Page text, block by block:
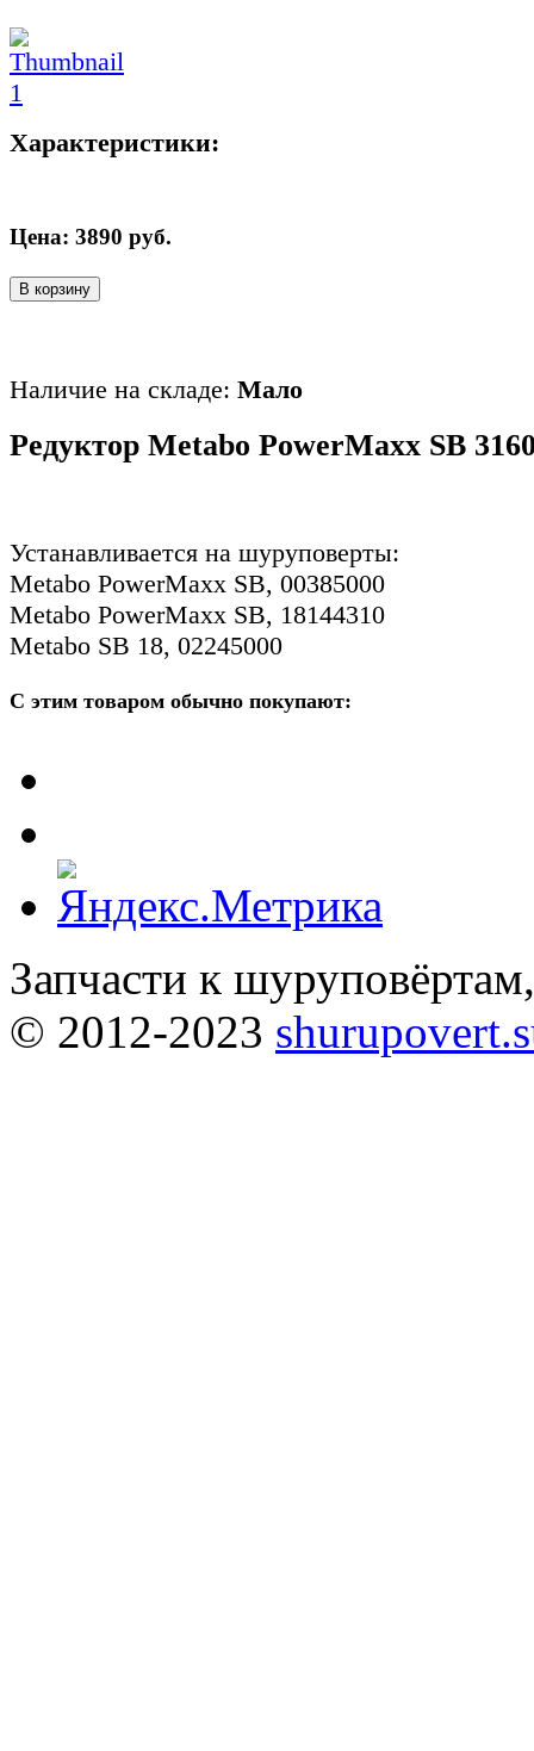
Характеристики:
Цена: 3890 руб.
В корзину
Наличие на складе: Мало
Редуктор Metabo PowerMaxx SB
Устанавливается на шуруповерты:
Metabo PowerMaxx SB, 00385000
Metabo PowerMaxx SB, 18144310
Metabo SB 18, 02245000
С этим товаром обычно покупают:
Запчасти к
© 2012-2023